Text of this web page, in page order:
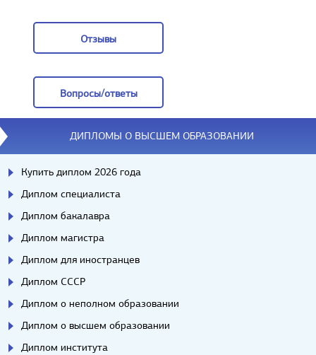
Отзывы
Вопросы/ответы
Вопросы/ответы
ДИПЛОМЫ О ВЫСШЕМ ОБРАЗОВАНИИ
Купить диплом 2026 года
Диплом специалиста
Диплом бакалавра
Диплом магистра
Диплом для иностранцев
Диплом СССР
Диплом о неполном образовании
Диплом о высшем образовании
Диплом института